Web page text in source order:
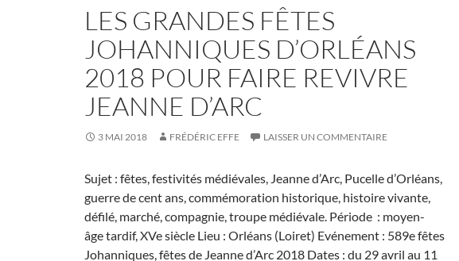
LES GRANDES FÊTES
JOHANNIQUES D’ORLÉANS
2018 POUR FAIRE REVIVRE
JEANNE D’ARC
3 MAI 2018 FRÉDÉRIC EFFE LAISSER UN COMMENTAIRE
Sujet : fêtes, festivités médiévales, Jeanne d’Arc, Pucelle d’Orléans,
guerre de cent ans, commémoration historique, histoire vivante,
défilé, marché, compagnie, troupe médiévale. Période : moyen-
âge tardif, XVe siècle Lieu : Orléans (Loiret) Evénement : 589e fêtes
Johanniques, fêtes de Jeanne d’Arc 2018 Dates : du 29 avril au 11